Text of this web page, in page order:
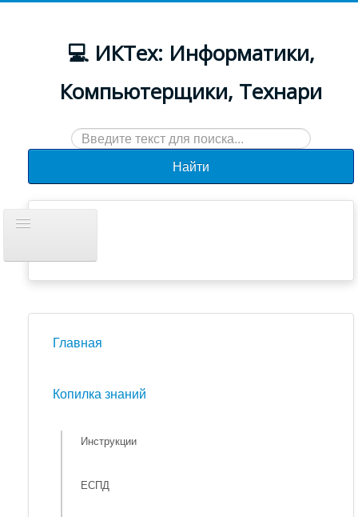
💻 ИКТех: Информатики,
Компьютерщики, Технари
Искать...
Найти
навигацию
Новости
Главная
Копилка знаний
Инструкции
ЕСПД